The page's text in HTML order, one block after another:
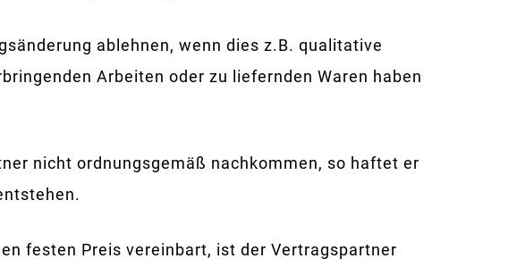
ablehnen, wenn dies z.B. qualitative
Arbeiten oder zu liefernden Waren haben
nicht ordnungsgemäß nachkommen, so haftet er
festen Preis vereinbart, ist der Vertragspartner